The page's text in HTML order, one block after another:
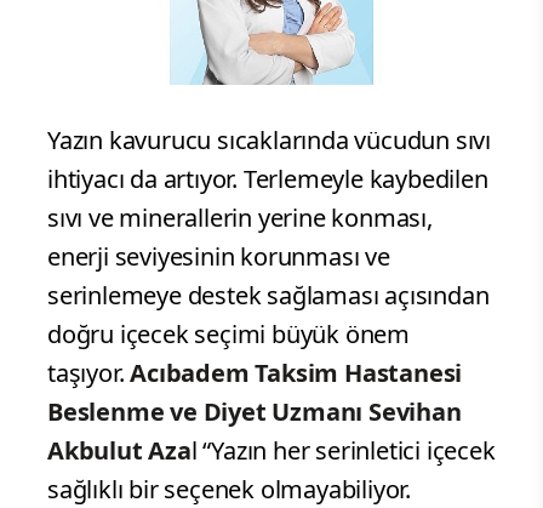
Yazın kavurucu sıcaklarında vücudun sıvı
ihtiyacı da artıyor. Terlemeyle kaybedilen
sıvı ve minerallerin yerine konması,
enerji seviyesinin korunması ve
serinlemeye destek sağlaması açısından
doğru içecek seçimi büyük önem
taşıyor.Acıbadem Taksim Hastanesi
Beslenme ve Diyet Uzmanı Sevihan
Akbulut Azal “Yazın her serinletici içecek
sağlıklı bir seçenek olmayabiliyor.